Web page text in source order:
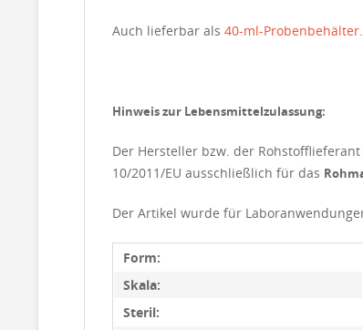
Auch lieferbar als 40-ml-Probenbehälter.
Hinweis zur Lebensmittelzulassung:
Der Hersteller bzw. der
10/2011/EU ausschließlich für das
Der Artikel wurde für
Form:
Skala:
Steril: